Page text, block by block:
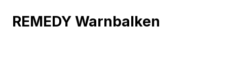
REMEDY Warnbalken